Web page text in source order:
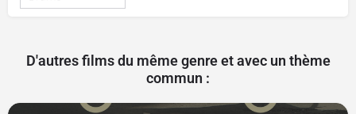
D'autres films du même genre et avec un thème
commun :